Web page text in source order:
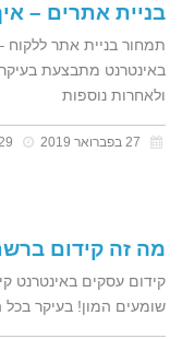
בניית אתרים –
תמחור בניית אתר
באינטרנט מתבצעת
ולאחרות נוספות
מה זה קידום
קידום עסקים באינטרנט
שומעים המון! בעיקר בכל